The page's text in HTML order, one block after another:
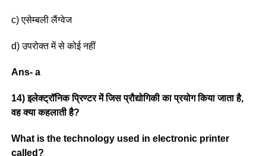
c) एसेम्बली लैंग्वेज
d) उपरोक्त में से कोई नहीं
Ans- a
14) इलेक्ट्रॉनिक प्रिण्टर में जिस प्रौद्योगिकी का प्रयोग किया जाता है,
वह क्या कहलाती है?
What is the technology used in electronic printer
called?